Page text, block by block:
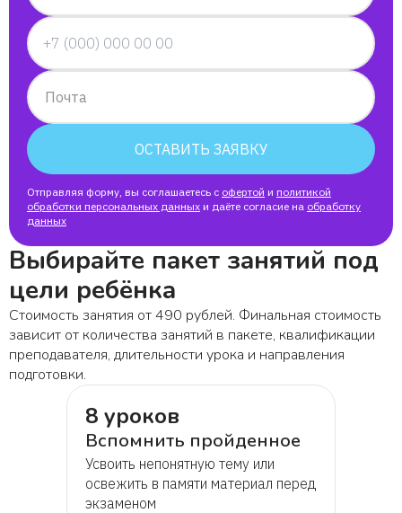
Почта
ОСТАВИТЬ ЗАЯВКУ
Отправляя форму, вы соглашаетесь с офертой и политикой
обработки персональных данных и даёте согласие на обработку
данных
Выбирайте пакет занятий под
цели ребёнка
Стоимость занятия от 490 рублей. Финальная стоимость
зависит от количества занятий в пакете, квалификации
преподавателя, длительности урока и направления
подготовки.
8 уроков
Вспомнить пройденное
Усвоить непонятную тему или
освежить в памяти материал перед
экзаменом